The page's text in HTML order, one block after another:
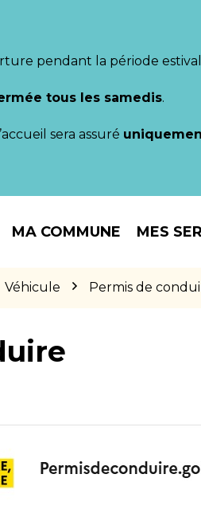
pendant la période
tous les samedis.
sera assuré
MA COMMUNE MES
Véhicule Permis de